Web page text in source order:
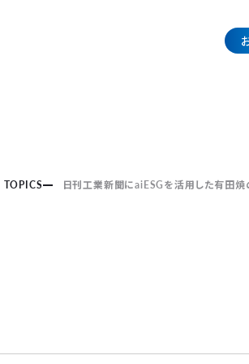
TOPICS 日刊工業新聞にaiESGを活用した有田焼のESG評価に関する記事が掲載